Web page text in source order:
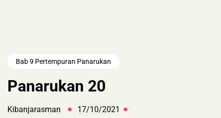
Bab 9 Pertempuran Panarukan
Panarukan 20
Kibanjarasman 17/10/2021